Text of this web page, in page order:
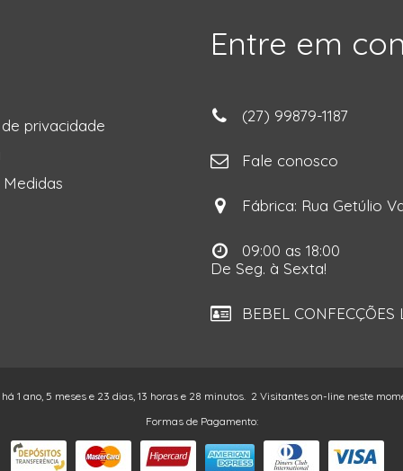
privacidade
Medidas
Entre em
(27) 99879-1187
Fale conosco
Fábrica: Rua Getúlio
09:00 as 18:00
De Seg. à Sexta!
BEBEL
1 ano, 5 meses e 23 dias, 13 horas e 28 minutos. 2 Visitantes on-line neste
Formas de Pagamento: